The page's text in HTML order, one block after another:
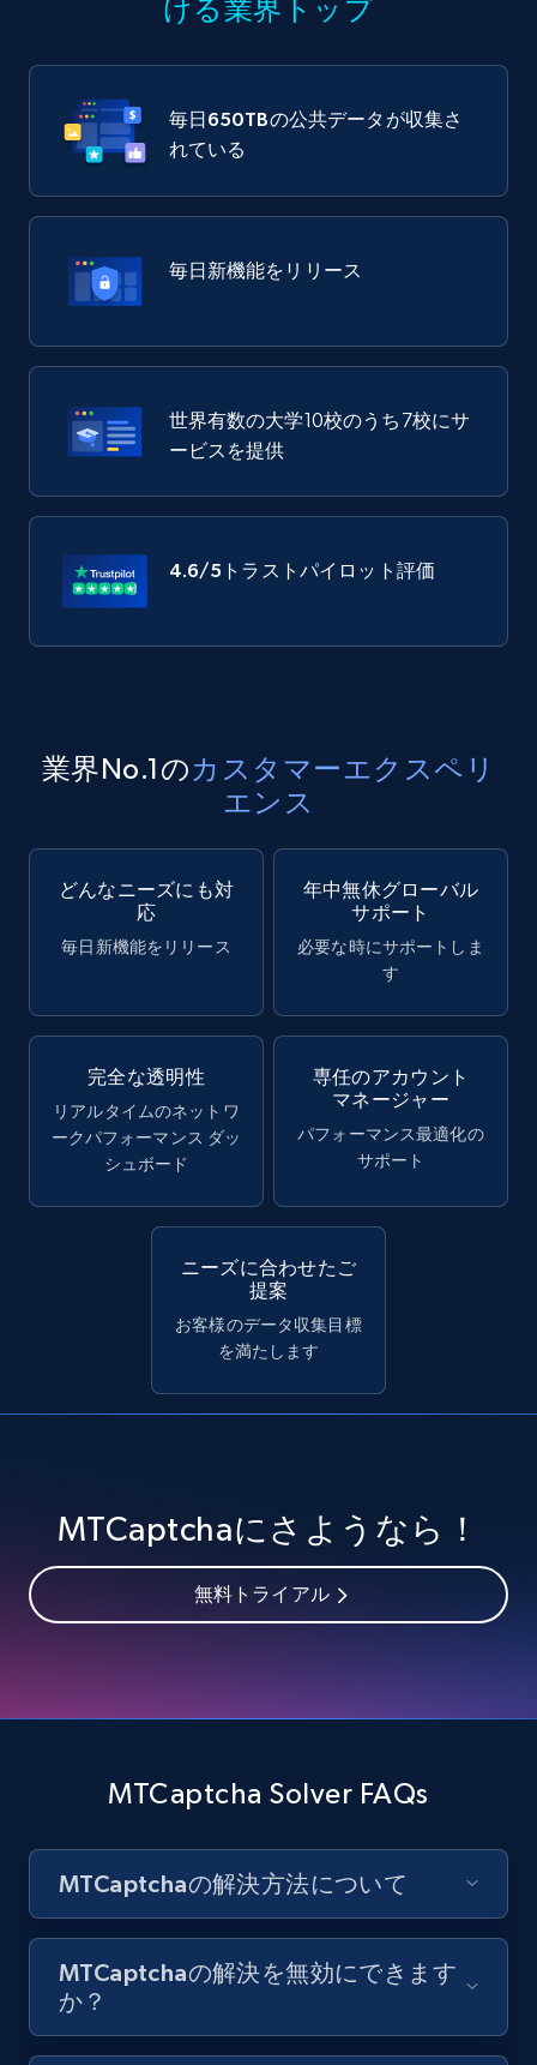
ける業界トップ
毎日 650TBの公共データが収集さ
れている
毎日新機能をリリース
世界有数の大学10校のうち7校にサ
ービスを提供
4.6/5 トラストパイロット評価
業界No.1のカスタマーエクスペリ
エンス
どんなニーズにも対
応
毎日新機能をリリース
年中無休グローバル
サポート
必要な時にサポートしま
す
完全な透明性
リアルタイムのネットワ
ークパフォーマンス ダッ
シュボード
専任のアカウント
マネージャー
パフォーマンス最適化の
サポート
ニーズに合わせたご
提案
お客様のデータ収集目標
を満たします
MTCaptchaにさようなら！
無料トライアル
MTCaptcha Solver FAQs
MTCaptchaの解決方法について
MTCaptchaの解決を無効にできます
か？